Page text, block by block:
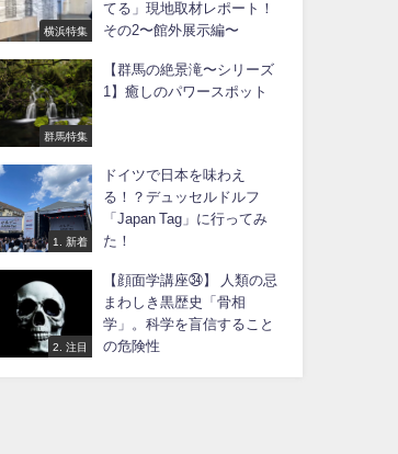
横浜特集
てる」現地取材レポート！
その2〜館外展示編〜
群馬特集
【群馬の絶景滝〜シリーズ
1】癒しのパワースポット
1. 新着
ドイツで日本を味わえ
る！？デュッセルドルフ
「Japan Tag」に行ってみ
た！
2. 注目
【顔面学講座㉞】 人類の忌
まわしき黒歴史「骨相
学」。科学を盲信すること
の危険性